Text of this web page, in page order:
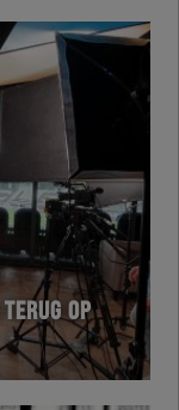
OP